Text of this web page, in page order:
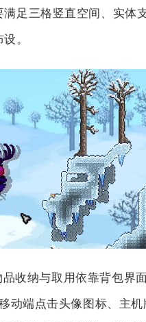
满足三格竖直空间、实体
。
品收纳与取用依靠背包界
动端点击头像图标、主